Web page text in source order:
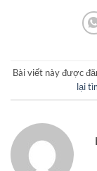
Bài viết này được
lại